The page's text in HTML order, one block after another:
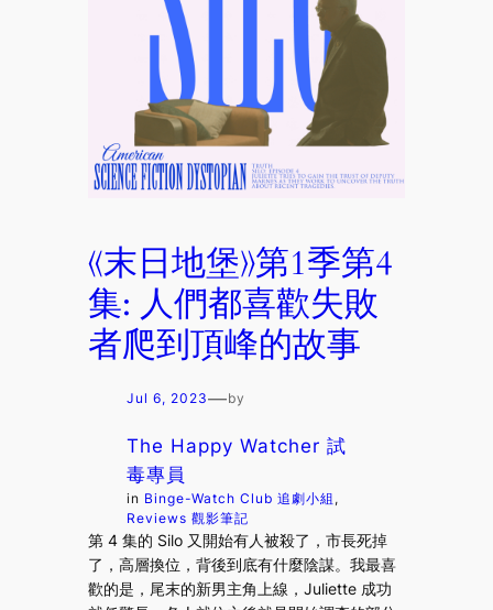
《末日地堡》第1季第4
集: 人們都喜歡失敗
者爬到頂峰的故事
Jul 6, 2023—by
The Happy Watcher 試
毒專員
in Binge-Watch Club 追劇小組
Reviews 觀影筆記
第 4 集的 Silo 又開始有人被殺了，市長死掉
了，高層換位，背後到底有什麼陰謀。我最喜
歡的是，尾末的新男主角上線，Juliette 成功